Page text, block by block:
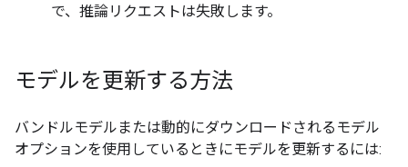
で、推論リクエストは失敗します。
モデルを更新する方法
バンドルモデルまたは動的にダウンロードされるモデル
オプションを使用しているときにモデルを更新するには: